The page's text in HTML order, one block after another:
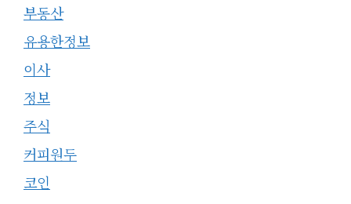
부동산
유용한정보
이사
정보
주식
커피원두
코인